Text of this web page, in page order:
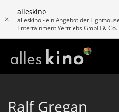
alleskino
alleskino - ein Angebot der
Entertainment Vertriebs GmbH & Co.
Ralf Gregan